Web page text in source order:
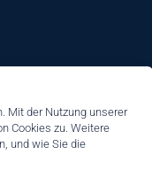
Mit der Nutzung unserer
Cookies zu. Weitere
und wie Sie die